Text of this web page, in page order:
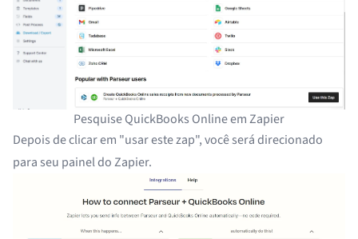
Pesquise QuickBooks Online em Zapier
Depois de clicar em "usar este zap", você será direcionado
para seu painel do Zapier.